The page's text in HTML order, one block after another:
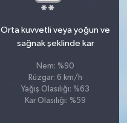
Orta kuvvetli veya yoğun ve
sağnak şeklinde kar
Nem: %90
Rüzgar: 6 km/h
Yağış Olasılığı: %63
Kar Olasılığı: %59